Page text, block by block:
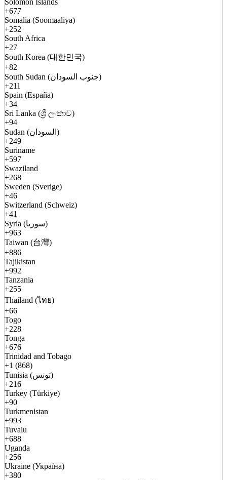
Solomon Islands
+677
Somalia (Soomaaliya)
+252
South Africa
+27
South Korea (대한민국)
+82
South Sudan (جنوب السودان)
+211
Spain (España)
+34
Sri Lanka (ශ්‍රී ලංකාව)
+94
Sudan (السودان)
+249
Suriname
+597
Swaziland
+268
Sweden (Sverige)
+46
Switzerland (Schweiz)
+41
Syria (سوريا)
+963
Taiwan (台灣)
+886
Tajikistan
+992
Tanzania
+255
Thailand (ไทย)
+66
Togo
+228
Tonga
+676
Trinidad and Tobago
+1 (868)
Tunisia (تونس)
+216
Turkey (Türkiye)
+90
Turkmenistan
+993
Tuvalu
+688
Uganda
+256
Ukraine (Україна)
+380